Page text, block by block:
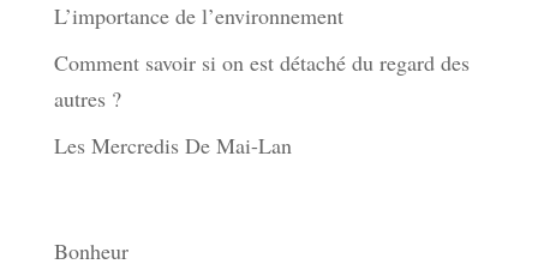
L’importance de l’environnement
Comment savoir si on est détaché du regard des
autres ?
Les Mercredis De Mai-Lan
Bonheur